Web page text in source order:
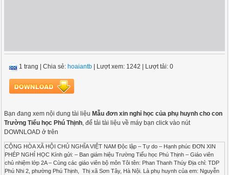
1 trang |Chia sẻ: hoaiantb | Lượt xem: 1242 | Lượt tải: 0
Bạn đang xem nội dung tài liệu Mẫu đơn xin nghỉ học của phụ huynh cho con
Trường Tiểu học Phú Thịnh, để tải tài liệu về máy bạn click vào nút
DOWNLOAD ở trên
CỘNG HÒA XÃ HỘI CHỦ NGHĨA VIỆT NAM Độc lập – Tự do – Hạnh phúc ĐƠN XIN
PHÉP NGHỈ HỌC Kính gửi: – Ban giám hiệu Trường Tiểu học Phú Thịnh – Giáo viên
chủ nhiệm lớp 2A – Cùng các giáo viên bộ môn Tôi tên: Phan Thanh Thúy Địa chỉ: TDP
Phú Nhi 2, phường Phú Thịnh, Thị xã Sơn Tây, Hà Nội. Là phụ huynh của em: Nguyễn